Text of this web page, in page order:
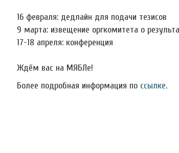
16 февраля: дедлайн для подачи тезисов
9 марта: извещение оргкомитета о
17-18 апреля: конференция
Ждём вас на МЯБЛе!
Более подробная информация по ссылке.